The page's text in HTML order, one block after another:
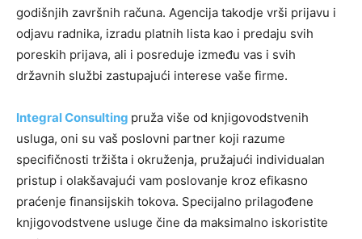
godišnjih završnih računa. Agencija takodje vrši prijavu i
odjavu radnika, izradu platnih lista kao i predaju svih
poreskih prijava, ali i posreduje između vas i svih
državnih službi zastupajući interese vaše firme.
Integral Consulting pruža više od knjigovodstvenih
usluga, oni su vaš poslovni partner koji razume
specifičnosti tržišta i okruženja, pružajući individualan
pristup i olakšavajući vam poslovanje kroz efikasno
praćenje finansijskih tokova. Specijalno prilagođene
knjigovodstvene usluge čine da maksimalno iskoristite